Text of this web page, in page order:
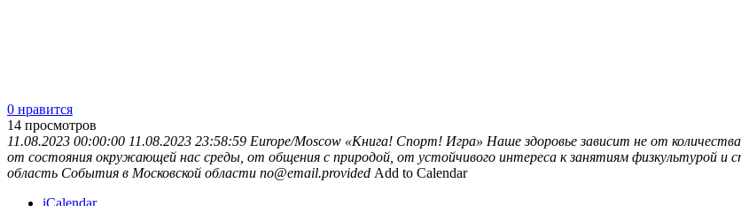
0 нравится
14 просмотров
11.08.2023 00:00:00 11.08.2023 23:58:59 Europe/Moscow «Книга! Спорт! Игра» Наше здоровье зависит не от
от состояния окружающей нас среды, от общения с природой, от устойчивого интереса к занятиям физкультурой и
область События в Московской области no@email.provided Add to Calendar
iCalendar